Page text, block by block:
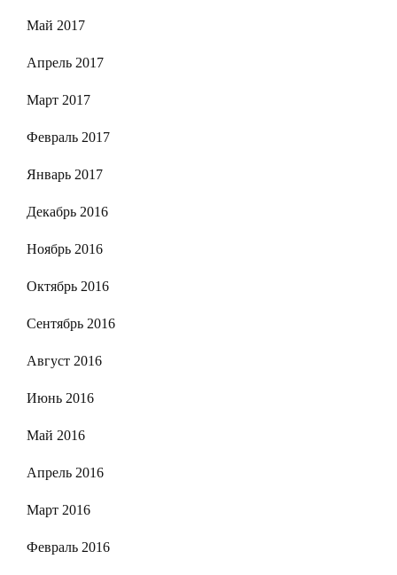
Май 2017
Апрель 2017
Март 2017
Февраль 2017
Январь 2017
Декабрь 2016
Ноябрь 2016
Октябрь 2016
Сентябрь 2016
Август 2016
Июнь 2016
Май 2016
Апрель 2016
Март 2016
Февраль 2016